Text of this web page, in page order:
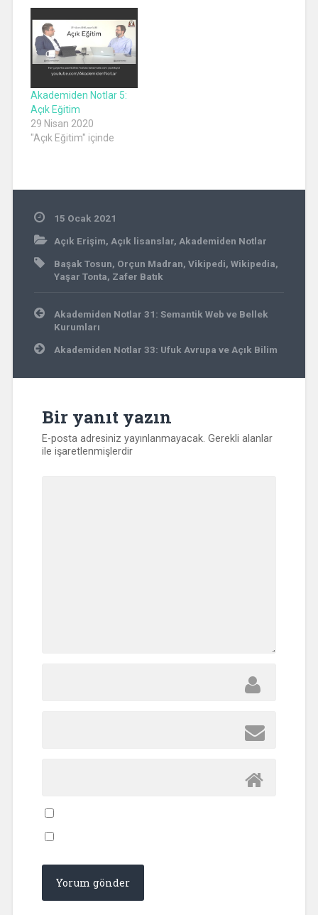
Akademiden Notlar 5:
Açık Eğitim
29 Nisan 2020
"Açık Eğitim" içinde
15 Ocak 2021
Açık Erişim, Açık lisanslar, Akademiden Notlar
Başak Tosun, Orçun Madran, Vikipedi, Wikipedia,
Yaşar Tonta, Zafer Batık
Yazı
gezinmesi
Akademiden Notlar 31: Semantik Web ve Bellek
Kurumları
Akademiden Notlar 33: Ufuk Avrupa ve Açık Bilim
Bir yanıt yazın
E-posta adresiniz yayınlanmayacak. Gerekli alanlar
ile işaretlenmişlerdir